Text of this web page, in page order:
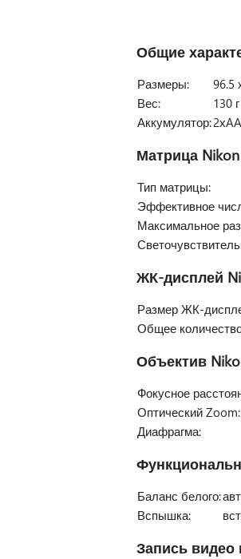
Общие
Размеры:
96.5
Вес:
130 г
Аккумулятор:2хAA
Матрица
Тип матрицы:
Эффективное
Максимальное
ЖК-дисплей
Размер ЖК-
Общее
Объектив
Фокусное
Оптический Zoom:
Диафрагма:
Баланс белого:
Вспышка:
Запись видео